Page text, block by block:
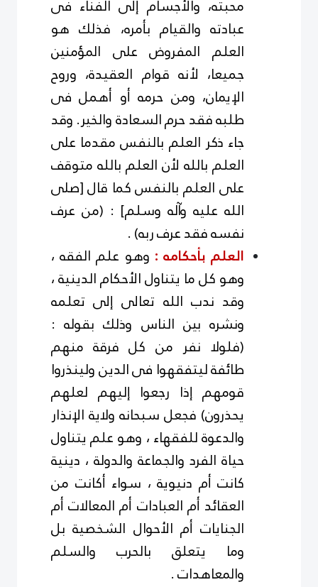
محبته، والأجسام إلى الفناء فى
عبادته والقيام بأمره، فذلك هو
العلم المفروض على المؤمنين
جميعا، لأنه قوام العقيدة، وروح
الإيمان، ومن حرمه أو أهمل فى
طلبه فقد حرم السعادة والخير. وقد
جاء ذكر العلم بالنفس مقدما على
العلم بالله لأن العلم بالله متوقف
على العلم بالنفس كما قال [صلى
الله عليه وآله وسلم] : (من عرف
نفسه فقد عرف ربه) .
العلم بأحكامه : وهو علم الفقه ،
وهو كل ما يتناول الأحكام الدينية ،
وقد ندب الله تعالى إلى تعلمه
ونشره بين الناس وذلك بقوله :
(فلولا نفر من كل فرقة منهم
طائفة ليتفقهوا فى الدين ولينذروا
قومهم إذا رجعوا إليهم لعلهم
يحذرون) فجعل سبحانه ولاية الإنذار
والدعوة للفقهاء ، وهو علم يتناول
حياة الفرد والجماعة والدولة ، دينية
كانت أم دنيوية ، سواء أكانت من
العقائد أم العبادات أم المعالات أم
الجنايات أم الأحوال الشخصية بل
وما يتعلق بالحرب والسلم
والمعاهدات .